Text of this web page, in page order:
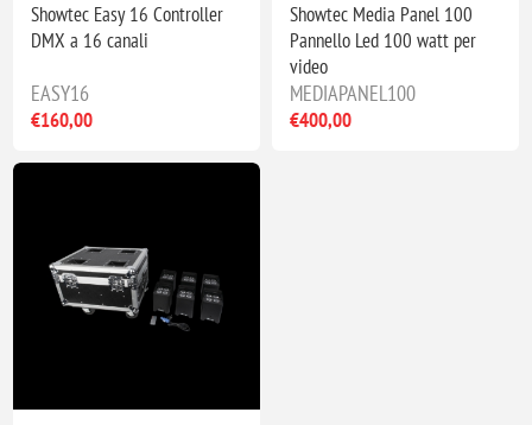
Showtec Easy 16 Controller
DMX a 16 canali
EASY16
€160,00
Showtec Media Panel 100
Pannello Led 100 watt per
video
MEDIAPANEL100
€400,00